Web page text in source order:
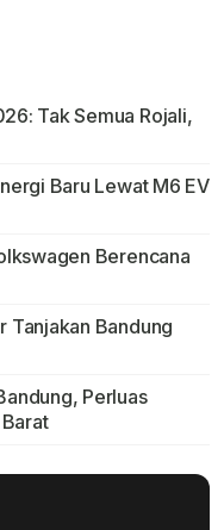
Tak Semua Rojali,
Baru Lewat M6 EV
Berencana
Tanjakan Bandung
Perluas